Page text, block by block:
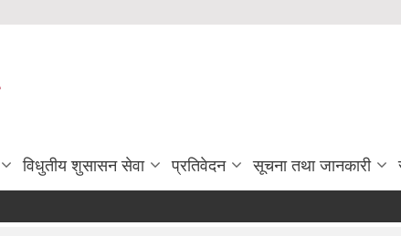
विधुतीय शुसासन सेवा प्रतिवेदन सूचना तथा जानकारी